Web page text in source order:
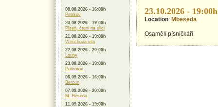
23.10.2026 - 19:00h
Location: Mbeseda
Osamělí písničkáři
08.08.2026 - 16:00h
Petrkov
20.08.2026 - 19:00h
Plzeň, čteni na ulici
21.08.2026 - 19:00h
Werichova vila
22.08.2026 - 20:00h
Louny
23.08.2026 - 19:00h
Potvorov
06.09.2026 - 16:00h
Beroun
07.09.2026 - 20:00h
M. Beseda
11.09.2026 - 19:00h